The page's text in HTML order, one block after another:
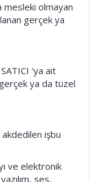
mesleki olmayan
gerçek ya
‘ya ait
ya da tüzel
akdedilen işbu
ve elektronik
ses,